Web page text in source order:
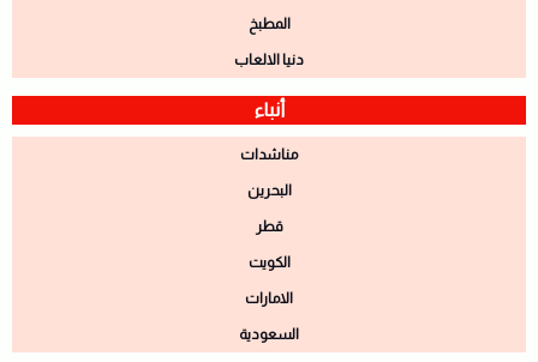
المطبخ
دنيا الالعاب
أنباء
مناشدات
البحرين
قطر
الكويت
الامارات
السعودية